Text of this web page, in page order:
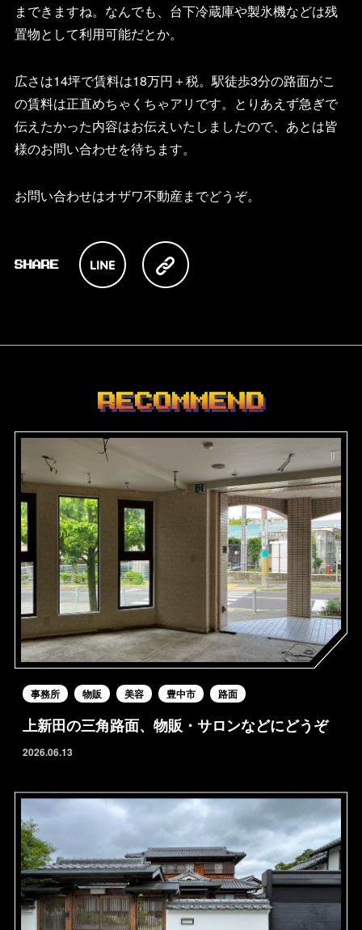
まできますね。なんでも、台下冷蔵庫や製氷機などは残
置物として利用可能だとか。
広さは14坪で賃料は18万円＋税。駅徒歩3分の路面がこ
の賃料は正直めちゃくちゃアリです。とりあえず急ぎで
伝えたかった内容はお伝えいたしましたので、あとは皆
様のお問い合わせを待ちます。
お問い合わせはオザワ不動産までどうぞ。
RECOMMEND
事務所 物販 美容 豊中市 路面
上新田の三角路面、物販・サロンなどにどうぞ
2026.06.13